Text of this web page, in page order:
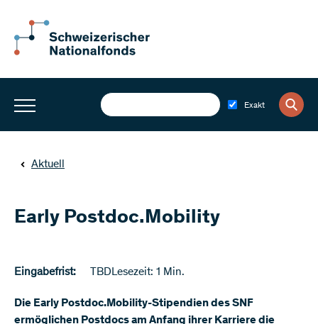
Exakt
Aktuell
Early Postdoc.Mobility
Eingabefrist: TBDLesezeit: 1 Min.
Die Early Postdoc.Mobility-Stipendien des SNF
ermöglichen Postdocs am Anfang ihrer Karriere die